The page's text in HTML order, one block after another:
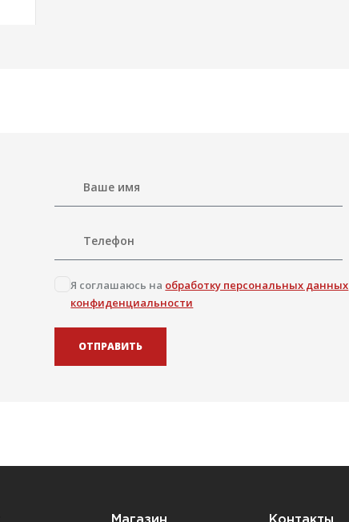
Я соглашаюсь на обработку персональных данных
конфиденциальности
ОТПРАВИТЬ